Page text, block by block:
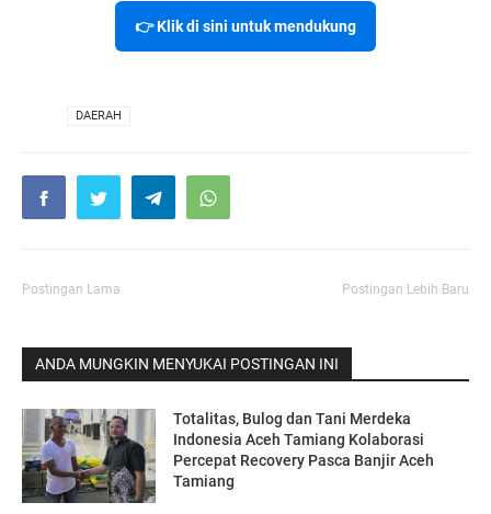
👉 Klik di sini untuk mendukung
DAERAH
Postingan Lama Postingan Lebih Baru
ANDA MUNGKIN MENYUKAI POSTINGAN INI
Totalitas, Bulog dan Tani Merdeka
Indonesia Aceh Tamiang Kolaborasi
Percepat Recovery Pasca Banjir Aceh
Tamiang